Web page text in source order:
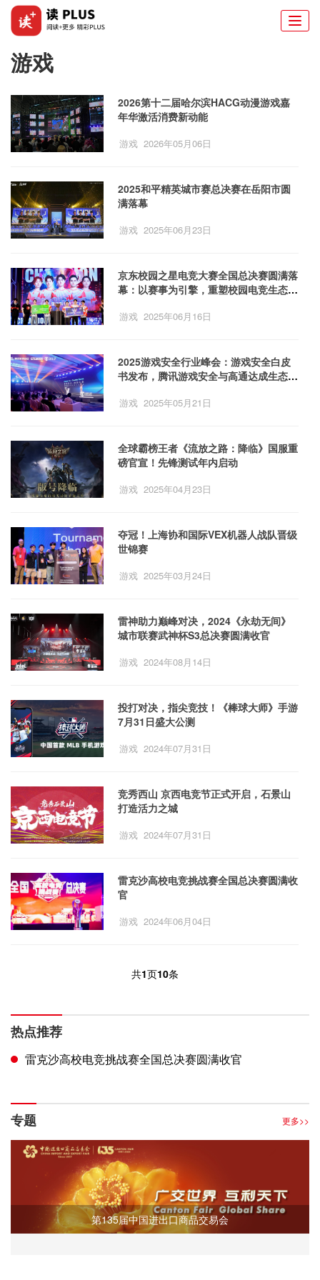
游戏
2026第十二届哈尔滨HACG动漫游戏嘉
年华激活消费新动能
游戏 2026年05月06日
2025和平精英城市赛总决赛在岳阳市圆
满落幕
游戏 2025年06月23日
京东校园之星电竞大赛全国总决赛圆满落
幕：以赛事为引擎，重塑校园电竞生态新
游戏 2025年06月16日
2025游戏安全行业峰会：游戏安全白皮
书发布，腾讯游戏安全与高通达成生态合
游戏 2025年05月21日
全球霸榜王者《流放之路：降临》国服重
磅官宣！先锋测试年内启动
游戏 2025年04月23日
夺冠！上海协和国际VEX机器人战队晋级
世锦赛
游戏 2025年03月24日
雷神助力巅峰对决，2024《永劫无间》
城市联赛武神杯S3总决赛圆满收官
游戏 2024年08月14日
投打对决，指尖竞技！《棒球大师》手游
7月31日盛大公测
游戏 2024年07月31日
竞秀西山 京西电竞节正式开启，石景山
打造活力之城
游戏 2024年07月31日
雷克沙高校电竞挑战赛全国总决赛圆满收
官
游戏 2024年06月04日
共1页10条
热点推荐
雷克沙高校电竞挑战赛全国总决赛圆满收官
专题 更多>>
第135届中国进出口商品交易会